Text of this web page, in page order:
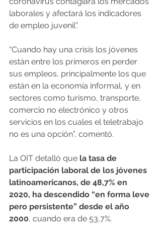
laborales y afectará los indicadores
de empleo juvenil”.
“Cuando hay una crisis los jóvenes
están entre los primeros en perder
sus empleos, principalmente los que
están en la economía informal, y en
sectores como turismo, transporte,
comercio no electrónico y otros
servicios en los cuales el teletrabajo
no es una opción”, comentó.
La OIT detalló que la tasa de
participación laboral de los jóvenes
latinoamericanos, de 48,7% en
2020, ha descendido “en forma leve
pero persistente” desde el año
2000, cuando era de 53,7%.